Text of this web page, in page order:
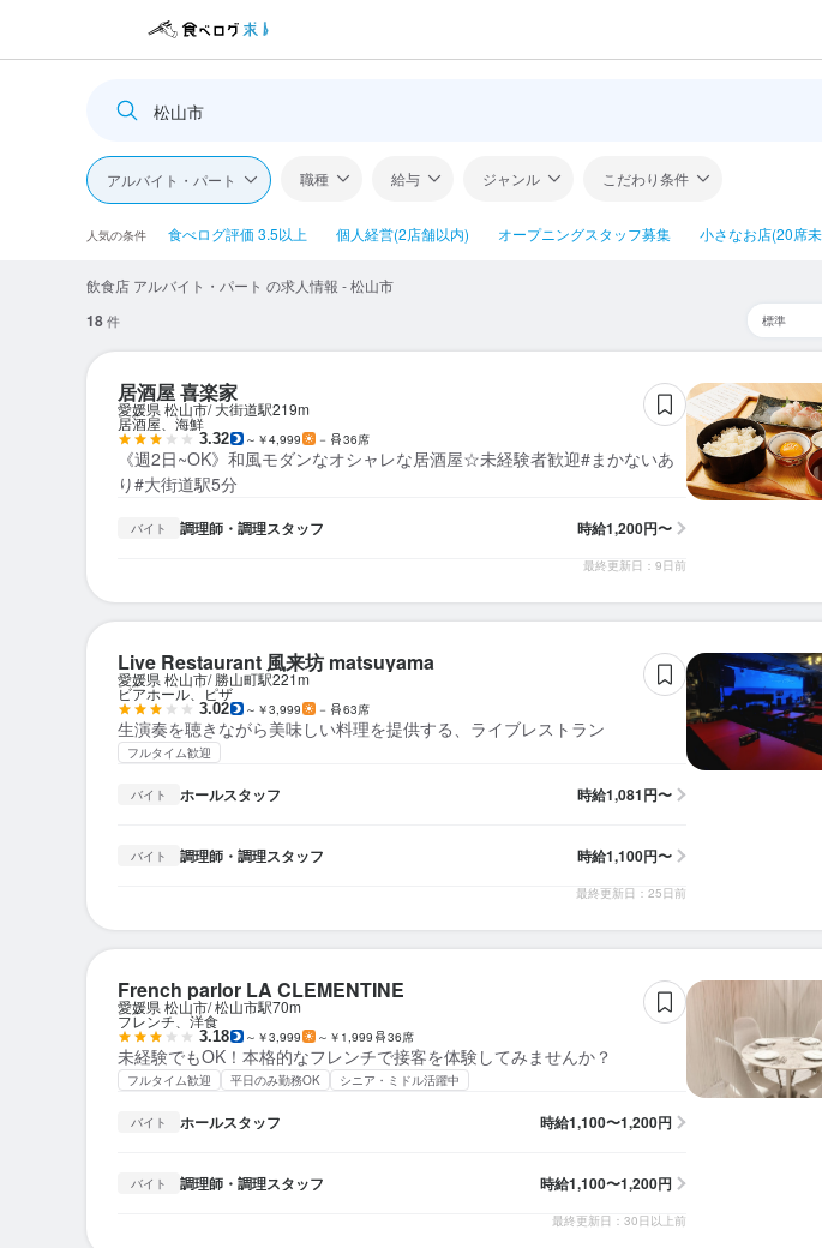
松山市
アルバイト・パート 職種 給与 ジャンル こだわり条件
人気の条件 食べログ評価 3.5以上 個人経営(2店舗以内) オープニングスタッフ募集 小さなお店(20席
飲食店 アルバイト・パート の求人情報 - 松山市
18件
居酒屋 喜楽家
愛媛県 松山市 大街道駅219m
居酒屋、海鮮
3.32 ～￥4,999 － 36席
《週2日~OK》和風モダンなオシャレな居酒屋☆未経験者歓迎#まかないあ
り#大街道駅5分
バイト 調理師・調理スタッフ 時給1,200円〜
最終更新日：9日前
Live Restaurant 風来坊 matsuyama
愛媛県 松山市 勝山町駅221m
ビアホール、ピザ
3.02 ～￥3,999 － 63席
生演奏を聴きながら美味しい料理を提供する、ライブレストラン
フルタイム歓迎
バイト ホールスタッフ 時給1,081円〜
バイト 調理師・調理スタッフ 時給1,100円〜
最終更新日：25日前
French parlor LA CLEMENTINE
愛媛県 松山市 松山市駅70m
フレンチ、洋食
3.18 ～￥3,999 ～￥1,999 36席
未経験でもOK！本格的なフレンチで接客を体験してみませんか？
フルタイム歓迎 平日のみ勤務OK シニア・ミドル活躍中
バイト ホールスタッフ 時給1,100〜1,200円
バイト 調理師・調理スタッフ 時給1,100〜1,200円
最終更新日：30日以上前